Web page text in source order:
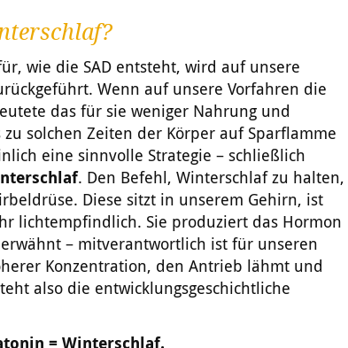
wie die SAD entsteht, wird auf unsere
Wenn auf unsere Vorfahren die
das für sie weniger Nahrung und
zu solchen Zeiten der Körper auf Sparflamme
eine sinnvolle Strategie – schließlich
. Den Befehl, Winterschlaf zu halten,
Diese sitzt in unserem Gehirn, ist
lichtempfindlich. Sie produziert das Hormon
– mitverantwortlich ist für unseren
Konzentration, den Antrieb lähmt und
also die entwicklungsgeschichtliche
= Winterschlaf.